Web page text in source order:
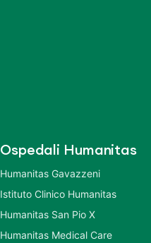
Ospedali Humanitas
Humanitas Gavazzeni
Istituto Clinico Humanitas
Humanitas San Pio X
Humanitas Medical Care